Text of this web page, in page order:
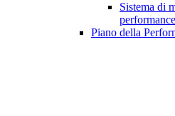
Sistema di
performance
Piano della